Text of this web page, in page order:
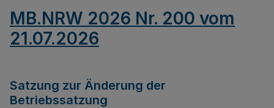
MB.NRW 2026 Nr. 200 vom
21.07.2026
Satzung zur Änderung der
Betriebssatzung